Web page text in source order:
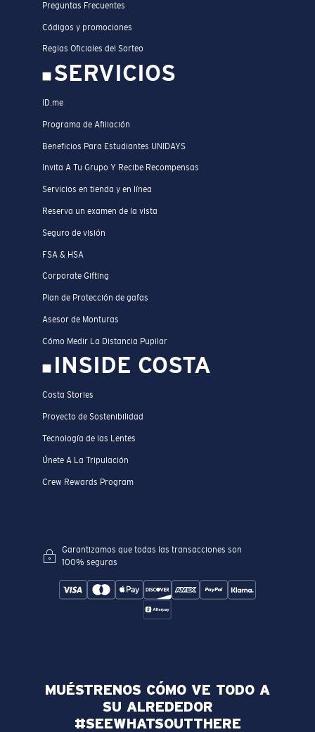
Preguntas Frecuentes
Códigos y promociones
Reglas Oficiales del Sorteo
SERVICIOS
ID.me
Programa de Afiliación
Beneficios Para Estudiantes UNIDAYS
Invita A Tu Grupo Y Recibe Recompensas
Servicios en tienda y en línea
Reserva un examen de la vista
Seguro de visión
FSA & HSA
Corporate Gifting
Plan de Protección de gafas
Asesor de Monturas
Cómo Medir La Distancia Pupilar
INSIDE COSTA
Costa Stories
Proyecto de Sostenibilidad
Tecnología de las Lentes
Únete A La Tripulación
Crew Rewards Program
Garantizamos que todas las transacciones son
100% seguras
MUÉSTRENOS CÓMO VE TODO A
SU ALREDEDOR
#SEEWHATSOUTTHERE